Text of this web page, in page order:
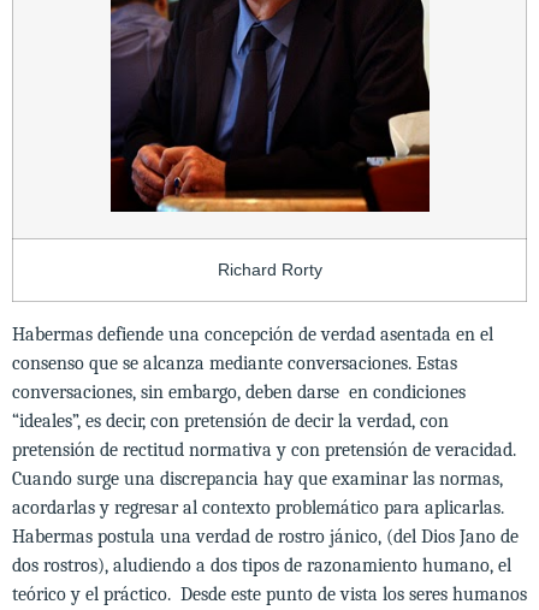
Richard Rorty
Habermas defiende una concepción de verdad asentada en el
consenso que se alcanza mediante conversaciones. Estas
conversaciones, sin embargo, deben darse en condiciones
“ideales”, es decir, con pretensión de decir la verdad, con
pretensión de rectitud normativa y con pretensión de veracidad.
Cuando surge una discrepancia hay que examinar las normas,
acordarlas y regresar al contexto problemático para aplicarlas.
Habermas postula una verdad de rostro jánico, (del Dios Jano de
dos rostros), aludiendo a dos tipos de razonamiento humano, el
teórico y el práctico. Desde este punto de vista los seres humanos